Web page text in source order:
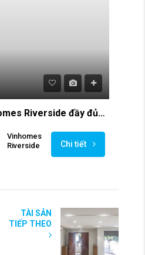
Cho thuê biệt thự Vinhomes Riverside đầy đủ nội thất
Vinhomes
Riverside
Chi tiết
TÀI SẢN
TIẾP THEO